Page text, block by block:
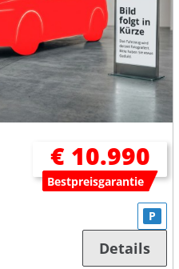
€ 10.990
Bestpreisgarantie
P
Details